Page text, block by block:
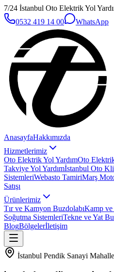
7/24 İstanbul Oto Elektrik Yol
0532 419 14 00
WhatsApp
AnasayfaHakkımızda
Hizmetlerimiz
Oto Elektrik Yol YardımOto
Takviye Yol Yardımİstanbul Oto
SistemleriWebasto TamiriMarş
Satışı
Ürünlerimiz
Tır ve Kamyon BuzdolabıKamp ve
Soğutma SistemleriTekne ve Yat
BlogBölgelerİletişim
İstanbul Pendik Sanayi